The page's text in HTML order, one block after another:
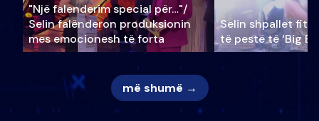
"Një falenderim special për…"/
Selin falënderon produksionin
mes emocionesh të forta
Selin shpallet
të pestë të ‘Big
më shumë →